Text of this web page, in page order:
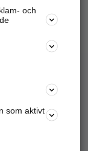
mm.
mot
nära dig.
och
som aktivt